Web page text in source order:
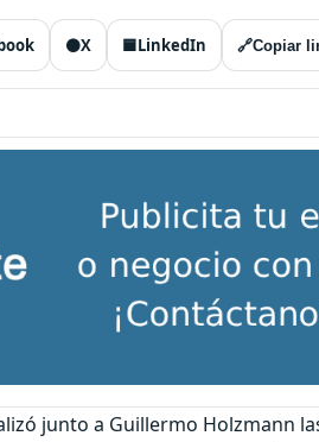
⚫X 🟦LinkedIn 🔗Copiar
junto a Guillermo Holzmann